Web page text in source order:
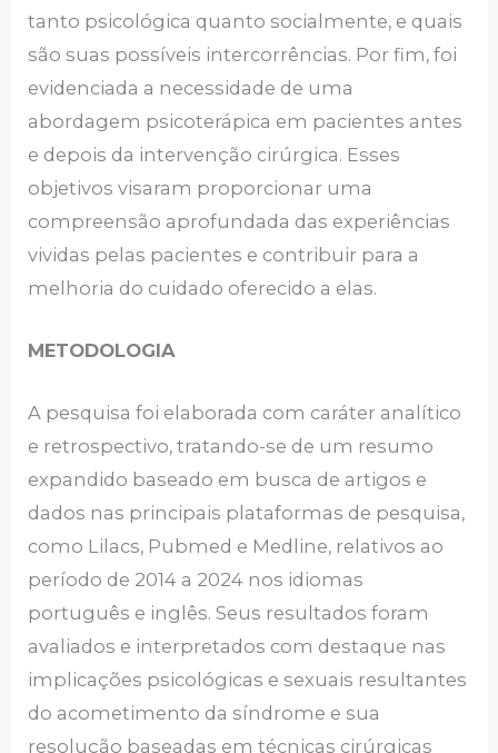
tanto psicológica quanto socialmente, e quais
são suas possíveis intercorrências. Por fim, foi
evidenciada a necessidade de uma
abordagem psicoterápica em pacientes antes
e depois da intervenção cirúrgica. Esses
objetivos visaram proporcionar uma
compreensão aprofundada das experiências
vividas pelas pacientes e contribuir para a
melhoria do cuidado oferecido a elas.
METODOLOGIA
A pesquisa foi elaborada com caráter analítico
e retrospectivo, tratando-se de um resumo
expandido baseado em busca de artigos e
dados nas principais plataformas de pesquisa,
como Lilacs, Pubmed e Medline, relativos ao
período de 2014 a 2024 nos idiomas
português e inglês. Seus resultados foram
avaliados e interpretados com destaque nas
implicações psicológicas e sexuais resultantes
do acometimento da síndrome e sua
resolução baseadas em técnicas cirúrgicas